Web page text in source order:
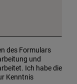
des Formulars
und
Ich habe die
Kenntnis